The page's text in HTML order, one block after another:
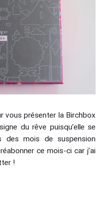
vous présenter la Birchbox
du rêve puisqu’elle se
des mois de suspension
ce mois-ci car j’ai
!